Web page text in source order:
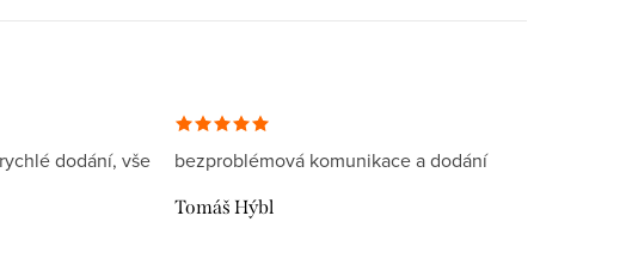
dodání, vše
bezproblémová komunikace a dodání
Tomáš Hýbl